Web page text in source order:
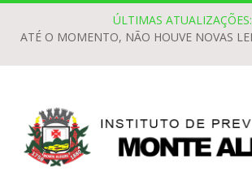
ÚLTIMAS ATUALIZAÇÕES: